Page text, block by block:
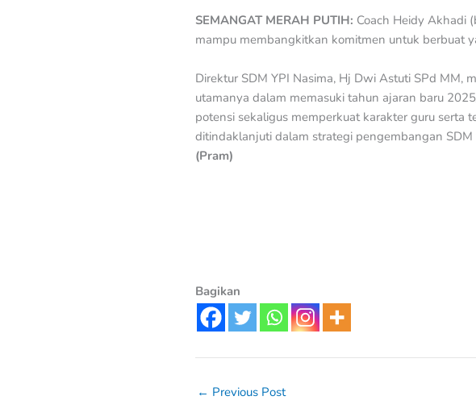
SEMANGAT MERAH PUTIH: Coach Heidy Akhadi
mampu membangkitkan komitmen untuk berbuat
Direktur SDM YPI Nasima, Hj Dwi Astuti SPd
utamanya dalam memasuki tahun ajaran baru
potensi sekaligus memperkuat karakter guru serta
ditindaklanjuti dalam strategi pengembangan
(Pram)
Bagikan
← Previous Post